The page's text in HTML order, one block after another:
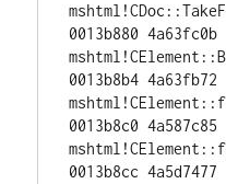
0013b880 4a63fc0b
0013b8b4 4a63fb72
0013b8c0 4a587c85
0013b8cc 4a5d7477